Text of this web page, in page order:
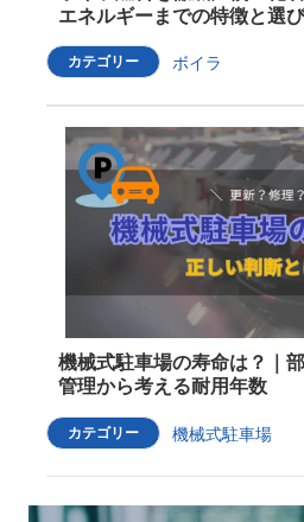
エネルギーまでの特徴と選
カテゴリー ボイラ
機械式駐車場の寿命は？｜
管理から考える耐用年数
カテゴリー 機械式駐車場
O